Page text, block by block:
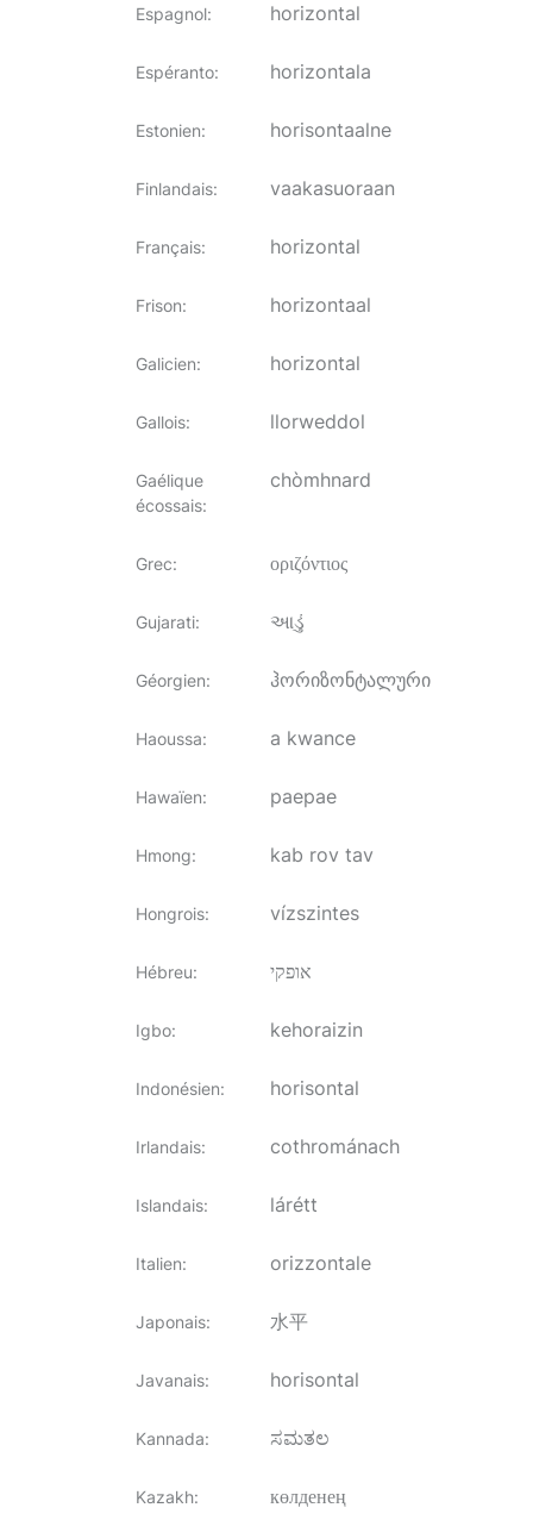
Espagnol: horizontal
Espéranto: horizontala
Estonien: horisontaalne
Finlandais: vaakasuoraan
Français: horizontal
Frison: horizontaal
Galicien: horizontal
Gallois: llorweddol
Gaélique
écossais:
chòmhnard
Grec: οριζόντιος
Gujarati: આડું
Géorgien: ჰორიზონტალური
Haoussa: a kwance
Hawaïen: paepae
Hmong: kab rov tav
Hongrois: vízszintes
Hébreu: אופקי
Igbo: kehoraizin
Indonésien: horisontal
Irlandais: cothrománach
Islandais: lárétt
Italien: orizzontale
Japonais: 水平
Javanais: horisontal
Kannada: ಸಮತಲ
Kazakh: көлденең